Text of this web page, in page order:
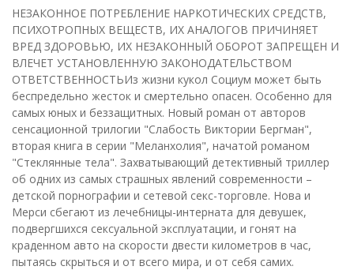
НЕЗАКОННОЕ ПОТРЕБЛЕНИЕ НАРКОТИЧЕСКИХ СРЕДСТВ,
ПСИХОТРОПНЫХ ВЕЩЕСТВ, ИХ АНАЛОГОВ ПРИЧИНЯЕТ
ВРЕД ЗДОРОВЬЮ, ИХ НЕЗАКОННЫЙ ОБОРОТ ЗАПРЕЩЕН И
ВЛЕЧЕТ УСТАНОВЛЕННУЮ ЗАКОНОДАТЕЛЬСТВОМ
ОТВЕТСТВЕННОСТЬИз жизни кукол Социум может быть
беспредельно жесток и смертельно опасен. Особенно для
самых юных и беззащитных. Новый роман от авторов
сенсационной трилогии "Слабость Виктории Бергман",
вторая книга в серии "Меланхолия", начатой романом
"Стеклянные тела". Захватывающий детективный триллер
об одних из самых страшных явлений современности –
детской порнографии и сетевой секс-торговле. Нова и
Мерси сбегают из лечебницы-интерната для девушек,
подвергшихся сексуальной эксплуатации, и гонят на
краденном авто на скорости двести километров в час,
пытаясь скрыться и от всего мира, и от себя самих.